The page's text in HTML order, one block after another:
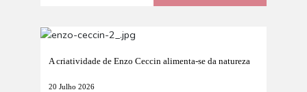
A criatividade de Enzo Ceccin alimenta-se da natureza
20 Julho 2026